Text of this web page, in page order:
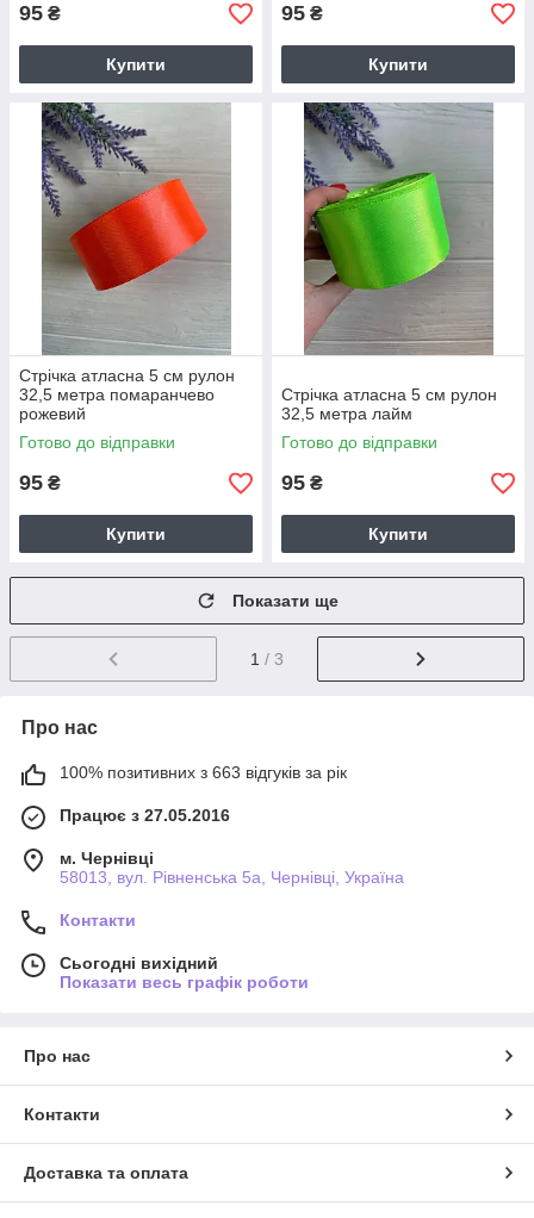
95 ₴
Купити
95 ₴
Купити
Стрічка атласна 5 см рулон
32,5 метра помаранчево
рожевий
Готово до відправки
95 ₴
Купити
Стрічка атласна 5 см рулон
32,5 метра лайм
Готово до відправки
95 ₴
Купити
Показати ще
1 / 3
Про нас
100% позитивних з 663 відгуків за рік
Працює з 27.05.2016
м. Чернівці
58013, вул. Рівненська 5а, Чернівці, Україна
Контакти
Сьогодні вихідний
Показати весь графік роботи
Про нас
Контакти
Доставка та оплата